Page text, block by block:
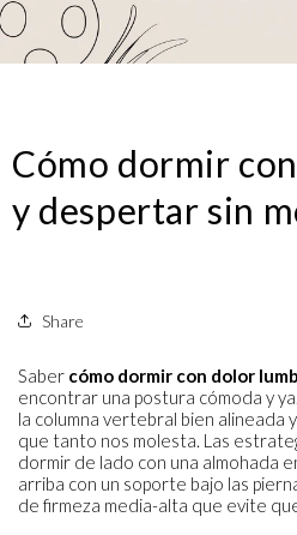
Cómo dormir
y despertar sin
Share
Saber cómo dormir con dolor
encontrar una postura cómoda y
la columna vertebral bien alineada
que tanto nos molesta. Las
dormir de lado con una almohada
arriba con un soporte bajo las
de firmeza media-alta que evite